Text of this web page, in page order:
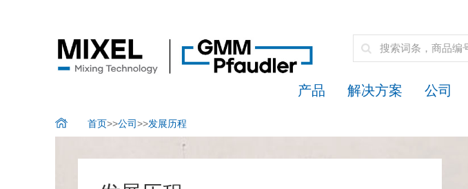
产品 解决方案 公司
首页>>公司>>发展历程